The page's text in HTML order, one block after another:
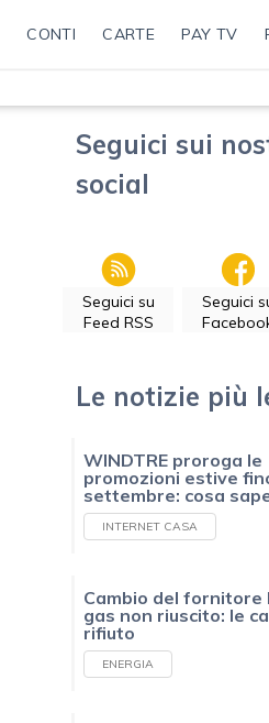
CONTI CARTE PAY TV
Seguici sui
social
Seguici su
Feed RSS
Seguici
Le notizie più
WINDTRE proroga le
promozioni estive
settembre: cosa
INTERNET CASA
Cambio del fornitore
gas non riuscito: le
rifiuto
ENERGIA